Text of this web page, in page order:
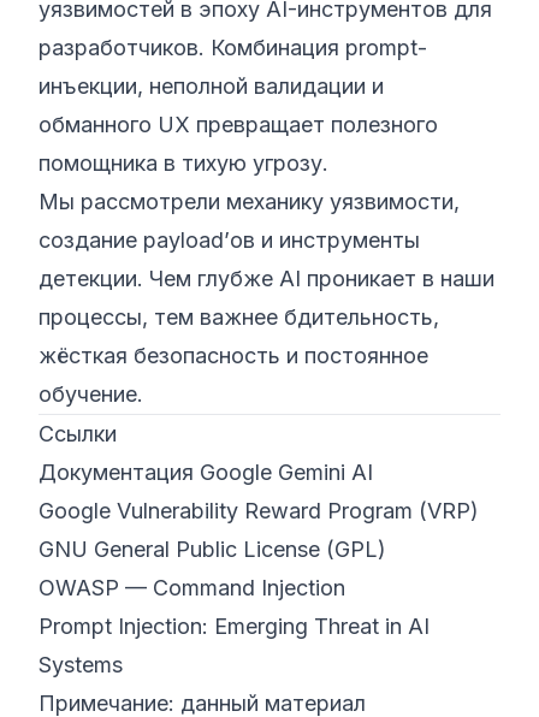
уязвимостей в эпоху AI-инструментов для
разработчиков. Комбинация prompt-
инъекции, неполной валидации и
обманного UX превращает полезного
помощника в тихую угрозу.
Мы рассмотрели механику уязвимости,
создание payload’ов и инструменты
детекции. Чем глубже AI проникает в наши
процессы, тем важнее бдительность,
жёсткая безопасность и постоянное
обучение.
Ссылки
Документация Google Gemini AI
Google Vulnerability Reward Program (VRP)
GNU General Public License (GPL)
OWASP — Command Injection
Prompt Injection: Emerging Threat in AI
Systems
Примечание: данный материал